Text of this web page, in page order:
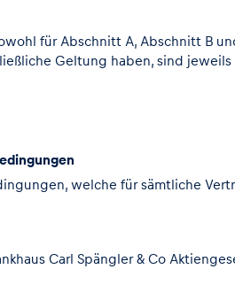
für Abschnitt A, Abschnitt B
Geltung haben, sind
welche für sämtliche
Carl Spängler & Co